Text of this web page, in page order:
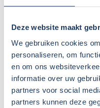
Deze website maakt
We gebruiken cookies
personaliseren, om
en om ons
informatie over uw
partners voor social
partners kunnen deze